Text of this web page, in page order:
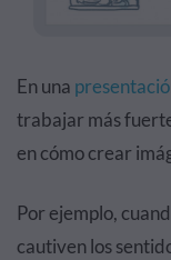
En una
trabajar más
en cómo crear
Por ejemplo,
cautiven los